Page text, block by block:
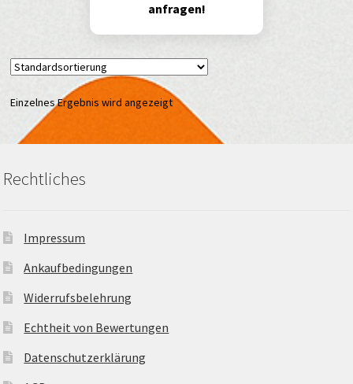
anfragen!
Einzelnes Ergebnis wird angezeigt
Rechtliches
Impressum
Ankaufbedingungen
Widerrufsbelehrung
Echtheit von Bewertungen
Datenschutzerklärung